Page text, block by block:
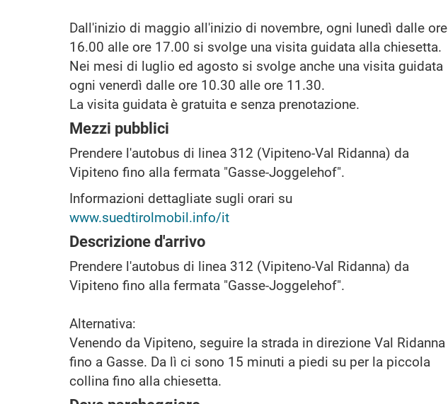
Dall'inizio di maggio all'inizio di novembre, ogni lunedì dalle ore
16.00 alle ore 17.00 si svolge una visita guidata alla chiesetta.
Nei mesi di luglio ed agosto si svolge anche una visita guidata
ogni venerdì dalle ore 10.30 alle ore 11.30.
La visita guidata è gratuita e senza prenotazione.
Mezzi pubblici
Prendere l'autobus di linea 312 (Vipiteno-Val Ridanna) da
Vipiteno fino alla fermata "Gasse-Joggelehof".
Informazioni dettagliate sugli orari su
www.suedtirolmobil.info/it
Descrizione d'arrivo
Prendere l'autobus di linea 312 (Vipiteno-Val Ridanna) da
Vipiteno fino alla fermata "Gasse-Joggelehof".
Alternativa:
Venendo da Vipiteno, seguire la strada in direzione Val Ridanna
fino a Gasse. Da lì ci sono 15 minuti a piedi su per la piccola
collina fino alla chiesetta.